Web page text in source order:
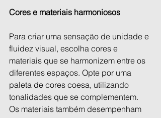
Cores e materiais harmoniosos
Para criar uma sensação de unidade e
fluidez visual, escolha cores e
materiais que se harmonizem entre os
diferentes espaços. Opte por uma
paleta de cores coesa, utilizando
tonalidades que se complementem.
Os materiais também desempenham